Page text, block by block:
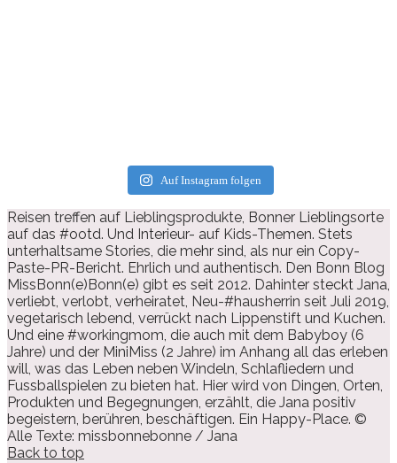
Auf Instagram folgen
Reisen treffen auf Lieblingsprodukte, Bonner Lieblingsorte
auf das #ootd. Und Interieur- auf Kids-Themen. Stets
unterhaltsame Stories, die mehr sind, als nur ein Copy-
Paste-PR-Bericht. Ehrlich und authentisch. Den Bonn Blog
MissBonn(e)Bonn(e) gibt es seit 2012. Dahinter steckt Jana,
verliebt, verlobt, verheiratet, Neu-#hausherrin seit Juli 2019,
vegetarisch lebend, verrückt nach Lippenstift und Kuchen.
Und eine #workingmom, die auch mit dem Babyboy (6
Jahre) und der MiniMiss (2 Jahre) im Anhang all das erleben
will, was das Leben neben Windeln, Schlafliedern und
Fussballspielen zu bieten hat. Hier wird von Dingen, Orten,
Produkten und Begegnungen, erzählt, die Jana positiv
begeistern, berühren, beschäftigen. Ein Happy-Place. ©
Alle Texte: missbonnebonne / Jana
Back to top